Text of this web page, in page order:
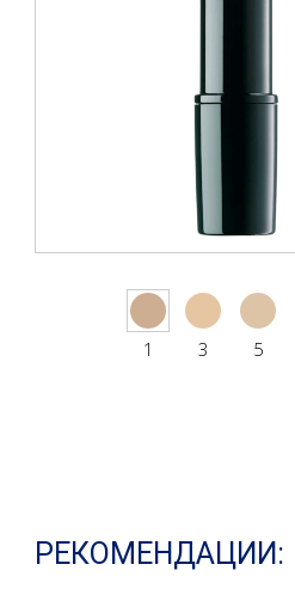
1 3 5
РЕКОМЕНДАЦИИ: